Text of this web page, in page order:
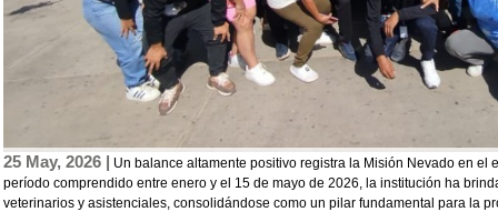
25 May, 2026 | Un balance altamente positivo registra la Misión Nevado en el
período comprendido entre enero y el 15 de mayo de 2026, la institución ha
veterinarios y asistenciales, consolidándose como un pilar fundamental para la